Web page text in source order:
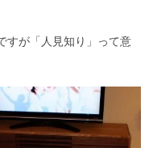
すが「人見知り」って意